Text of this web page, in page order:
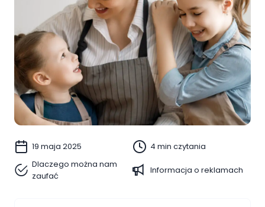
19 maja 2025
4 min czytania
Dlaczego można nam
zaufać
Informacja o reklamach